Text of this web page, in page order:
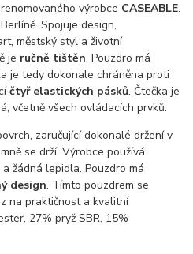
výrobce CASEABLE.
Spojuje design,
městský styl a životní
je ručně tištěn. Pouzdro má
je tedy dokonale chráněna proti
čtyř elastických pásků. Čtečka je
včetně všech ovládacích prvků.
zaručující dokonalé držení v
se drží. Výrobce používá
žádná lepidla. Pouzdro má
design. Tímto pouzdrem se
na praktičnost a kvalitní
27% pryž SBR, 15%